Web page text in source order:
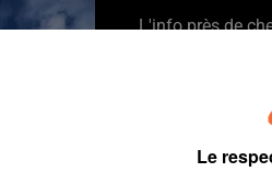
L'info près de
- Le château d'eau
Le Secours
Bressuire le 31 mai
- Une expo à
- Un WE de
Le